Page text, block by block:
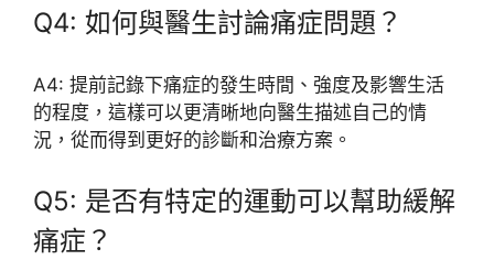
Q4: 如何與醫生討論痛症問題？
A4: 提前記錄下痛症的發生時間、強度及影響生活
的程度，這樣可以更清晰地向醫生描述自己的情
況，從而得到更好的診斷和治療方案。
Q5: 是否有特定的運動可以幫助緩解
痛症？